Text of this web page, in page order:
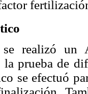
realizó un
la prueba de
se efectuó